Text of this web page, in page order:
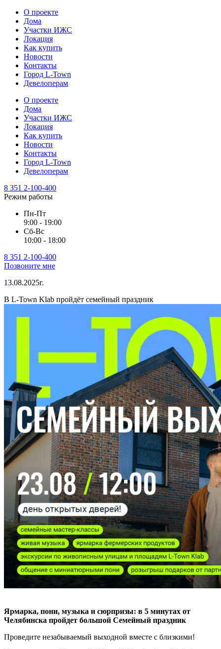
О проекте
Дома
Участки ИЖС
Локация
Как купить
Новости
Контакты
Город L-Town
Девелоперам
О проекте
Дома
Участки ИЖС
Локация
Как купить
Новости
Контакты
Город L-Town
Девелоперам
8 351 2-100-400
Режим работы
Пн-Пт
9:00 - 19:00
Сб-Вс
10:00 - 18:00
8 351 2-100-400
Позвоните мне
13.08.2025г.
В L-Town Klab пройдёт семейный праздник
Ярмарка, пони, музыка и сюрпризы: в 5 минутах от
Челябинска пройдет большой Семейный праздник
Проведите незабываемый выходной вместе с близкими!